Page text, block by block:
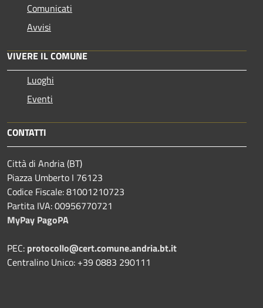
Comunicati
Avvisi
VIVERE IL COMUNE
Luoghi
Eventi
CONTATTI
Città di Andria (BT)
Piazza Umberto I 76123
Codice Fiscale: 81001210723
Partita IVA: 00956770721
MyPay PagoPA
PEC: protocollo@cert.comune.andria.bt.it
Centralino Unico: +39 0883 290111